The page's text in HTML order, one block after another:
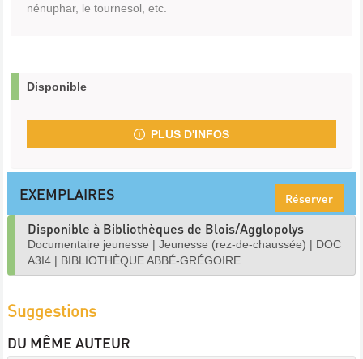
nénuphar, le tournesol, etc.
Disponible
PLUS D'INFOS
EXEMPLAIRES Réserver
Disponible à Bibliothèques de Blois/Agglopolys
Documentaire jeunesse | Jeunesse (rez-de-chaussée) | DOC
A3I4 | BIBLIOTHÈQUE ABBÉ-GRÉGOIRE
Suggestions
DU MÊME AUTEUR